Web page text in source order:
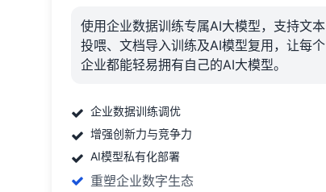
使用企业数据训练专属AI大模型，支持文本
投喂、文档导入训练及AI模型复用，让每个
企业都能轻易拥有自己的AI大模型。
企业数据训练调优
增强创新力与竞争力
AI模型私有化部署
重塑企业数字生态